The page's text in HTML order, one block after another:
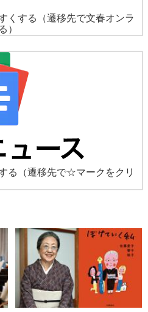
くする
（遷移先で文春オンラ
）
る
（遷移先で☆マークをクリ